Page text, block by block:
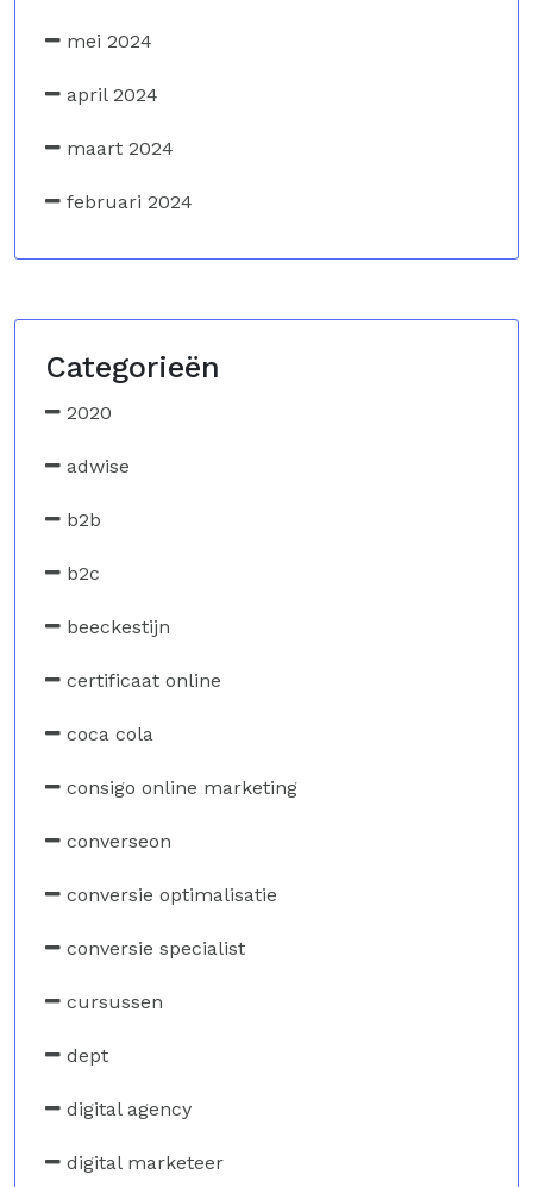
mei 2024
april 2024
maart 2024
februari 2024
Categorieën
2020
adwise
b2b
b2c
beeckestijn
certificaat online
coca cola
consigo online marketing
converseon
conversie optimalisatie
conversie specialist
cursussen
dept
digital agency
digital marketeer